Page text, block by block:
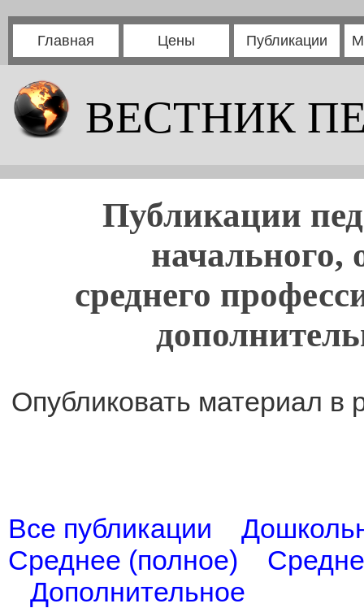
Главная Цены Публикации
ВЕСТНИК
Публикации
начального,
среднего
Опубликовать материал
Все публикации
Среднее (полное)
Дополнительное